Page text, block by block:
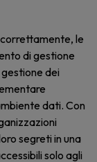
le
di gestione
dei
dati. Con
segreti in una
solo agli